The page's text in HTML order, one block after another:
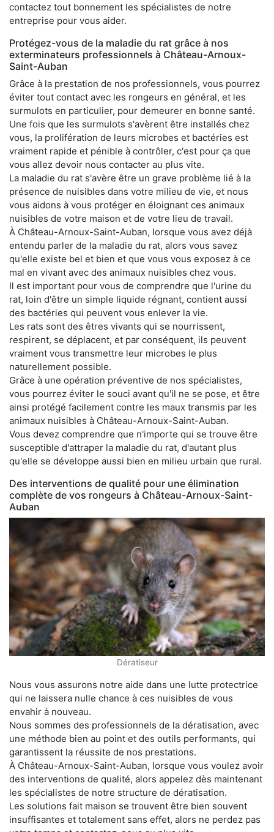
contactez tout bonnement les spécialistes de notre
entreprise pour vous aider.
Protégez-vous de la maladie du rat grâce à nos
exterminateurs professionnels à Château-Arnoux-
Saint-Auban
Grâce à la prestation de nos professionnels, vous pourrez
éviter tout contact avec les rongeurs en général, et les
surmulots en particulier, pour demeurer en bonne santé.
Une fois que les surmulots s'avèrent être installés chez
vous, la prolifération de leurs microbes et bactéries est
vraiment rapide et pénible à contrôler, c'est pour ça que
vous allez devoir nous contacter au plus vite.
La maladie du rat s'avère être un grave problème lié à la
présence de nuisibles dans votre milieu de vie, et nous
vous aidons à vous protéger en éloignant ces animaux
nuisibles de votre maison et de votre lieu de travail.
À Château-Arnoux-Saint-Auban, lorsque vous avez déjà
entendu parler de la maladie du rat, alors vous savez
qu'elle existe bel et bien et que vous vous exposez à ce
mal en vivant avec des animaux nuisibles chez vous.
Il est important pour vous de comprendre que l'urine du
rat, loin d'être un simple liquide régnant, contient aussi
des bactéries qui peuvent vous enlever la vie.
Les rats sont des êtres vivants qui se nourrissent,
respirent, se déplacent, et par conséquent, ils peuvent
vraiment vous transmettre leur microbes le plus
naturellement possible.
Grâce à une opération préventive de nos spécialistes,
vous pourrez éviter le souci avant qu'il ne se pose, et être
ainsi protégé facilement contre les maux transmis par les
animaux nuisibles à Château-Arnoux-Saint-Auban.
Vous devez comprendre que n'importe qui se trouve être
susceptible d'attraper la maladie du rat, d'autant plus
qu'elle se développe aussi bien en milieu urbain que rural.
Des interventions de qualité pour une élimination
complète de vos rongeurs à Château-Arnoux-Saint-
Auban
Dératiseur
Nous vous assurons notre aide dans une lutte protectrice
qui ne laissera nulle chance à ces nuisibles de vous
envahir à nouveau.
Nous sommes des professionnels de la dératisation, avec
une méthode bien au point et des outils performants, qui
garantissent la réussite de nos prestations.
À Château-Arnoux-Saint-Auban, lorsque vous voulez avoir
des interventions de qualité, alors appelez dès maintenant
les spécialistes de notre structure de dératisation.
Les solutions fait maison se trouvent être bien souvent
insuffisantes et totalement sans effet, alors ne perdez pas